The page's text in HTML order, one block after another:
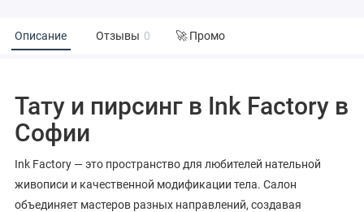
Описание Отзывы 0 🚀 Промо
Тату и пирсинг в Ink Factory в
Софии
Ink Factory — это пространство для любителей нательной
живописи и качественной модификации тела. Салон
объединяет мастеров разных направлений, создавая